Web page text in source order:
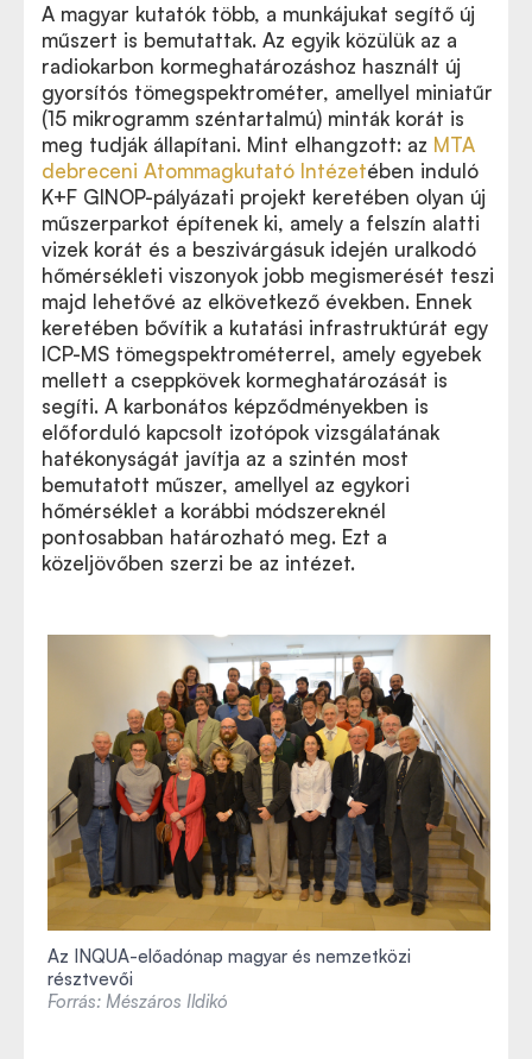
A magyar kutatók több, a munkájukat segítő új
műszert is bemutattak. Az egyik közülük az a
radiokarbon kormeghatározáshoz használt új
gyorsítós tömegspektrométer, amellyel miniatűr
(15 mikrogramm széntartalmú) minták korát is
meg tudják állapítani. Mint elhangzott: az MTA
debreceni Atommagkutató Intézetében induló
K+F GINOP-pályázati projekt keretében olyan új
műszerparkot építenek ki, amely a felszín alatti
vizek korát és a beszivárgásuk idején uralkodó
hőmérsékleti viszonyok jobb megismerését teszi
majd lehetővé az elkövetkező években. Ennek
keretében bővítik a kutatási infrastruktúrát egy
ICP-MS tömegspektrométerrel, amely egyebek
mellett a cseppkövek kormeghatározását is
segíti. A karbonátos képződményekben is
előforduló kapcsolt izotópok vizsgálatának
hatékonyságát javítja az a szintén most
bemutatott műszer, amellyel az egykori
hőmérséklet a korábbi módszereknél
pontosabban határozható meg. Ezt a
közeljövőben szerzi be az intézet.
Az INQUA-előadónap magyar és nemzetközi
résztvevői
Forrás: Mészáros Ildikó